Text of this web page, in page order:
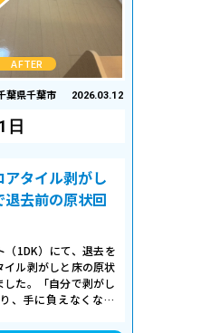
AFTER
葉県千葉市 2026.03.12
1日
タイル剥がし
退去前の原状回
1DK）にて、退去を
ル剥がしと床の原状
た。「自分で剥がし
、手に負えなくなっ